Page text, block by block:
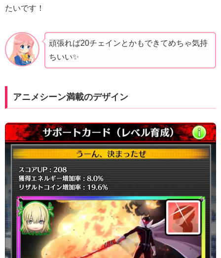
たいです！
頑張れば20チェインとかもできてめちゃ気持
ちいい✨️
アニメシーン満載のデザイン